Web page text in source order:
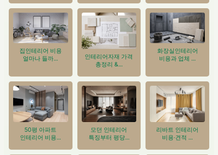
집인테리어 비용
얼마나 들까...
인테리어자재 가격
총정리 &...
화장실인테리어
비용과 업체 ...
50평 아파트
인테리어 비용...
모던 인테리어
특징부터 평당...
리바트 인테리어
비용·견적 ...